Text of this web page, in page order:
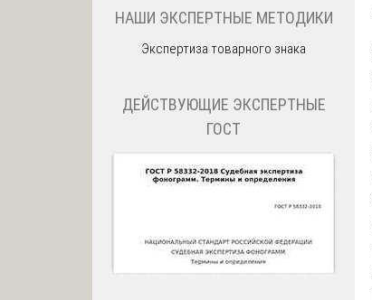
НАШИ ЭКСПЕРТНЫЕ МЕТОДИКИ
Экспертиза товарного знака
ДЕЙСТВУЮЩИЕ ЭКСПЕРТНЫЕ
ГОСТ